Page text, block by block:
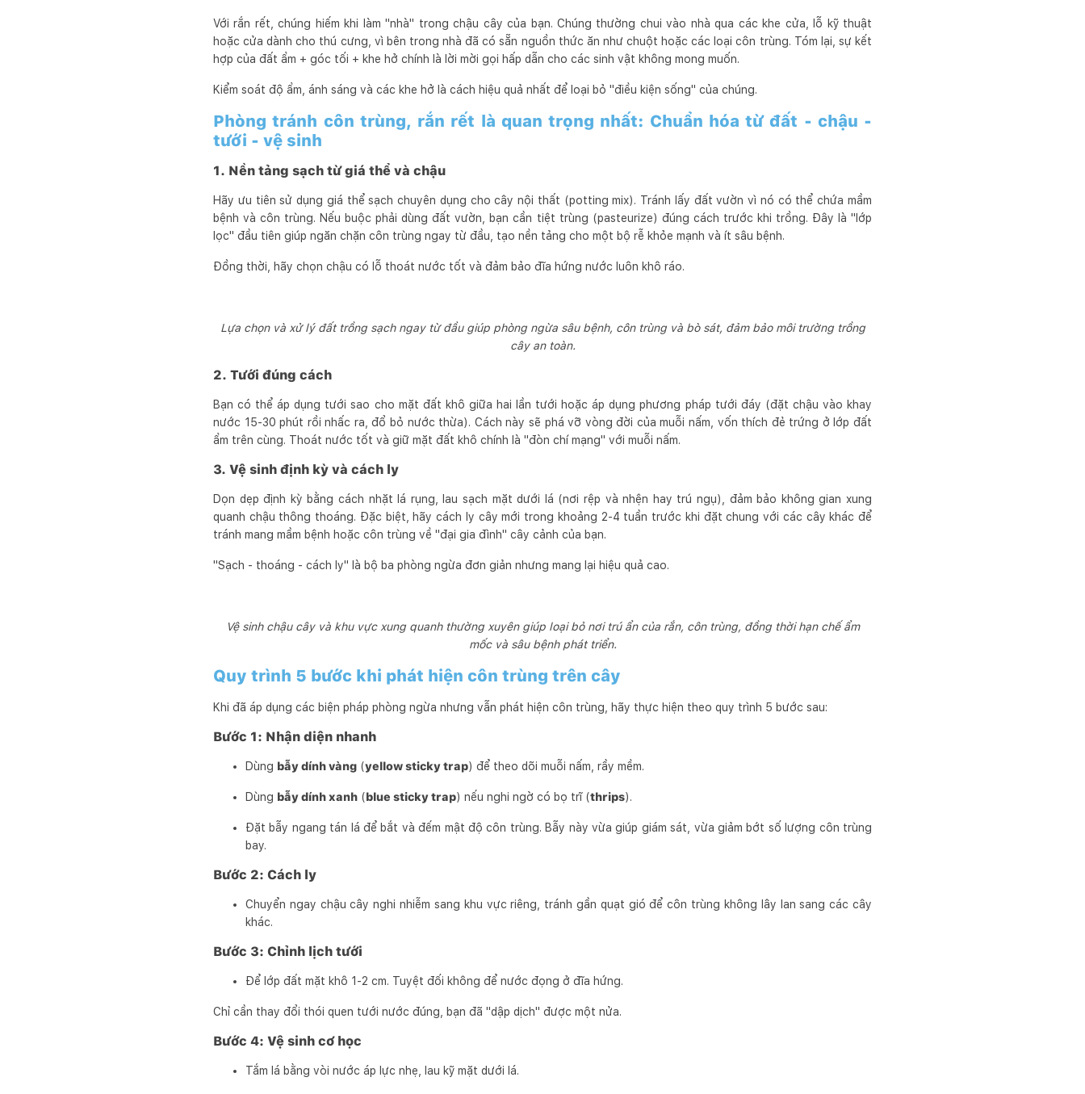
Với rắn rết, chúng hiếm khi làm "nhà" trong chậu cây của bạn. Chúng thường chui vào nhà qua các khe cửa, lỗ kỹ thuật
hoặc cửa dành cho thú cưng, vì bên trong nhà đã có sẵn nguồn thức ăn như chuột hoặc các loại côn trùng. Tóm lại, sự kết
hợp của đất ẩm + góc tối + khe hở chính là lời mời gọi hấp dẫn cho các sinh vật không mong muốn.
Kiểm soát độ ẩm, ánh sáng và các khe hở là cách hiệu quả nhất để loại bỏ "điều kiện sống" của chúng.
Phòng tránh côn trùng, rắn rết là quan trọng nhất: Chuẩn hóa từ đất - chậu -
tưới - vệ sinh
1. Nền tảng sạch từ giá thể và chậu
Hãy ưu tiên sử dụng giá thể sạch chuyên dụng cho cây nội thất (potting mix). Tránh lấy đất vườn vì nó có thể chứa mầm
bệnh và côn trùng. Nếu buộc phải dùng đất vườn, bạn cần tiệt trùng (pasteurize) đúng cách trước khi trồng. Đây là "lớp
lọc" đầu tiên giúp ngăn chặn côn trùng ngay từ đầu, tạo nền tảng cho một bộ rễ khỏe mạnh và ít sâu bệnh.
Đồng thời, hãy chọn chậu có lỗ thoát nước tốt và đảm bảo đĩa hứng nước luôn khô ráo.
Lựa chọn và xử lý đất trồng sạch ngay từ đầu giúp phòng ngừa sâu bệnh, côn trùng và bò sát, đảm bảo môi trường trồng
cây an toàn.
2. Tưới đúng cách
Bạn có thể áp dụng tưới sao cho mặt đất khô giữa hai lần tưới hoặc áp dụng phương pháp tưới đáy (đặt chậu vào khay
nước 15-30 phút rồi nhấc ra, đổ bỏ nước thừa). Cách này sẽ phá vỡ vòng đời của muỗi nấm, vốn thích đẻ trứng ở lớp đất
ẩm trên cùng. Thoát nước tốt và giữ mặt đất khô chính là "đòn chí mạng" với muỗi nấm.
3. Vệ sinh định kỳ và cách ly
Dọn dẹp định kỳ bằng cách nhặt lá rụng, lau sạch mặt dưới lá (nơi rệp và nhện hay trú ngụ), đảm bảo không gian xung
quanh chậu thông thoáng. Đặc biệt, hãy cách ly cây mới trong khoảng 2-4 tuần trước khi đặt chung với các cây khác để
tránh mang mầm bệnh hoặc côn trùng về "đại gia đình" cây cảnh của bạn.
"Sạch - thoáng - cách ly" là bộ ba phòng ngừa đơn giản nhưng mang lại hiệu quả cao.
Vệ sinh chậu cây và khu vực xung quanh thường xuyên giúp loại bỏ nơi trú ẩn của rắn, côn trùng, đồng thời hạn chế ẩm
mốc và sâu bệnh phát triển.
Quy trình 5 bước khi phát hiện côn trùng trên cây
Khi đã áp dụng các biện pháp phòng ngừa nhưng vẫn phát hiện côn trùng, hãy thực hiện theo quy trình 5 bước sau:
Bước 1: Nhận diện nhanh
Dùng bẫy dính vàng (yellow sticky trap) để theo dõi muỗi nấm, rầy mềm.
Dùng bẫy dính xanh (blue sticky trap) nếu nghi ngờ có bọ trĩ (thrips).
Đặt bẫy ngang tán lá để bắt và đếm mật độ côn trùng. Bẫy này vừa giúp giám sát, vừa giảm bớt số lượng côn trùng
bay.
Bước 2: Cách ly
Chuyển ngay chậu cây nghi nhiễm sang khu vực riêng, tránh gần quạt gió để côn trùng không lây lan sang các cây
khác.
Bước 3: Chỉnh lịch tưới
Để lớp đất mặt khô 1-2 cm. Tuyệt đối không để nước đọng ở đĩa hứng.
Chỉ cần thay đổi thói quen tưới nước đúng, bạn đã "dập dịch" được một nửa.
Bước 4: Vệ sinh cơ học
Tắm lá bằng vòi nước áp lực nhẹ, lau kỹ mặt dưới lá.